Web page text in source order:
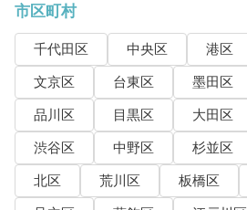
市区町村
千代田区 中央区 港区
文京区
台東区 墨田区
品川区
目黒区 大田区
渋谷区
中野区 杉並区
北区
荒川区 板橋区